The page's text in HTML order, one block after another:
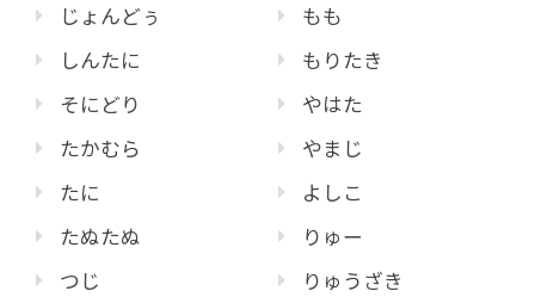
じょんどぅ
しんたに
そにどり
たかむら
たに
たぬたぬ
つじ
もも
もりたき
やはた
やまじ
よしこ
りゅー
りゅうざき